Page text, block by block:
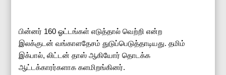
பின்னர் 160 ஓட்டங்கள் எடுத்தால் வெற்றி என்ற
இலக்குடன் வங்காளதேசம் துடுப்பெடுத்தாடியது. தமிம்
இக்பால், லிட்டன் தாஸ் ஆகியோர் தொடக்க
ஆட்டக்காரர்களாக களமிறங்கினர்.